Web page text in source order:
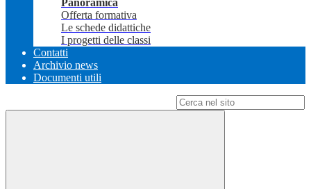
Panoramica
Offerta formativa
Le schede didattiche
I progetti delle classi
Contatti
Archivio news
Documenti utili